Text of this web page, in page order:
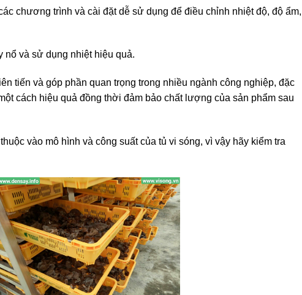
chương trình và cài đặt dễ sử dụng để điều chỉnh nhiệt độ, độ ẩm,
nổ và sử dụng nhiệt hiệu quả.
tiến và góp phần quan trọng trong nhiều ngành công nghiệp, đặc
cách hiệu quả đồng thời đảm bảo chất lượng của sản phẩm sau
vào mô hình và công suất của tủ vi sóng, vì vậy hãy kiểm tra